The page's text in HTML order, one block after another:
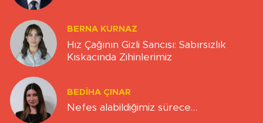
BERNA KURNAZ
Hız Çağının Gizli Sancısı: Sabırsızlık
Kıskacında Zihinlerimiz
BEDIHA ÇINAR
Nefes alabildiğimiz sürece…